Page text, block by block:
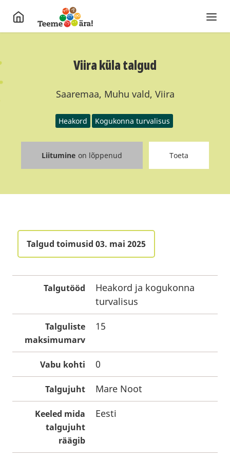
Viira küla talgud
Saaremaa, Muhu vald, Viira
Heakord Kogukonna turvalisus
Liitumine on lõppenud Toeta
Talgud toimusid 03. mai 2025
Talgutööd
Heakord ja kogukonna
turvalisus
Talguliste
maksimumarv
15
Vabu kohti 0
Talgujuht Mare Noot
Keeled mida
talgujuht
räägib
Eesti